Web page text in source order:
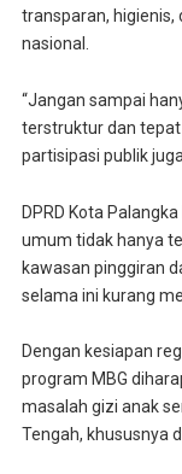
transparan, higienis,
nasional.
“Jangan sampai
terstruktur dan tepat
partisipasi publik
DPRD Kota
umum tidak hanya
kawasan pinggiran
selama ini kurang
Dengan kesiapan
program MBG
masalah gizi anak
Tengah, khususnya